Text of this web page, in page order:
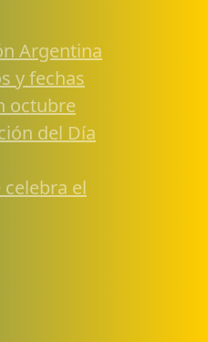
Argentina
y fechas
octubre
del Día
celebra el